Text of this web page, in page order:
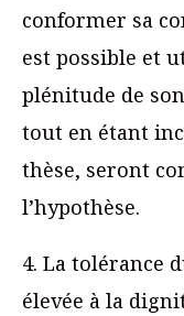
conformer sa
est possible et
plénitude de
tout en étant
thèse, seront
l’hypothèse.
4. La tolérance
élevée à la